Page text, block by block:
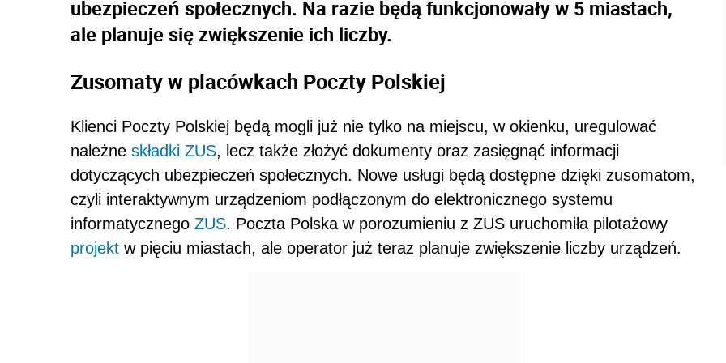
ubezpieczeń społecznych. Na razie będą funkcjonowały w 5 miastach,
ale planuje się zwiększenie ich liczby.
Zusomaty w placówkach Poczty Polskiej
Klienci Poczty Polskiej będą mogli już nie tylko na miejscu, w okienku, uregulować
należne składki ZUS, lecz także złożyć dokumenty oraz zasięgnąć informacji
dotyczących ubezpieczeń społecznych. Nowe usługi będą dostępne dzięki zusomatom,
czyli interaktywnym urządzeniom podłączonym do elektronicznego systemu
informatycznego ZUS. Poczta Polska w porozumieniu z ZUS uruchomiła pilotażowy
projekt w pięciu miastach, ale operator już teraz planuje zwiększenie liczby urządzeń.